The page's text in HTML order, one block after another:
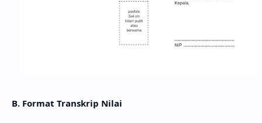
B. Format Transkrip Nilai